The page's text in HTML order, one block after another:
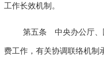
工作长效机制。
第五条 中央办公厅、
费工作，有关协调联络机制